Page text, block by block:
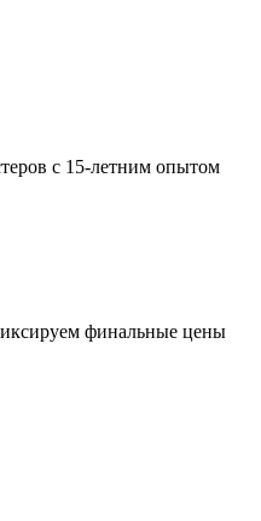
с 15-летним опытом
финальные цены